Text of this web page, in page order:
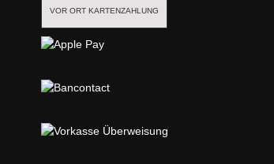
VOR ORT KARTENZAHLUNG
Apple Pay
Bancontact